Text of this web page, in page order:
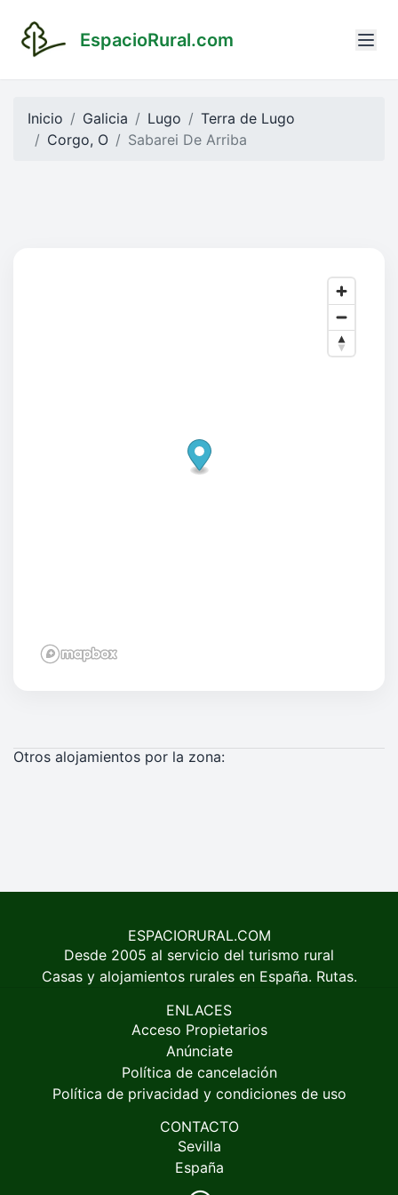
EspacioRural.com
Inicio Galicia Lugo
Terra de Lugo
Corgo, O
Sabarei De Arriba
Otros alojamientos por la zona:
ESPACIORURAL.COM
Desde 2005 al servicio del turismo rural
Casas y alojamientos rurales en España. Rutas.
ENLACES
Acceso Propietarios
Anúnciate
Política de cancelación
Política de privacidad y condiciones de uso
CONTACTO
Sevilla
España